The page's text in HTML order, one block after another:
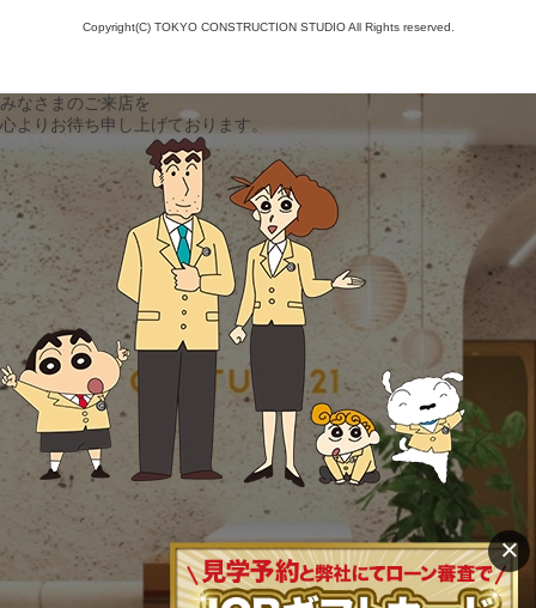
Copyright(C) TOKYO CONSTRUCTION STUDIO All Rights reserved.
みなさまのご来店を
心よりお待ち申し上げております。
×